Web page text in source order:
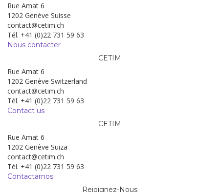
Rue Amat 6
1202 Genève Suisse
contact@cetim.ch
Tél. +41 (0)22 731 59 63
Nous contacter
CETIM
Rue Amat 6
1202 Genève Switzerland
contact@cetim.ch
Tél. +41 (0)22 731 59 63
Contact us
CETIM
Rue Amat 6
1202 Genève Suiza
contact@cetim.ch
Tél. +41 (0)22 731 59 63
Contactarnos
Rejoignez-Nous